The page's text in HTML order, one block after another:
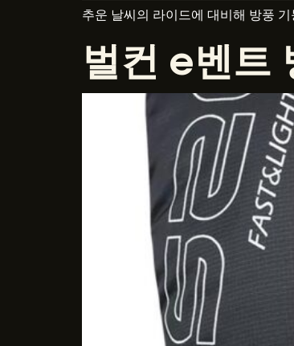
추운 날씨의 라이드에 대비해 방풍
벌컨 e벤트